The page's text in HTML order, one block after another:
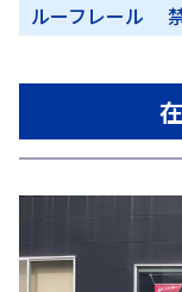
ルーフレール